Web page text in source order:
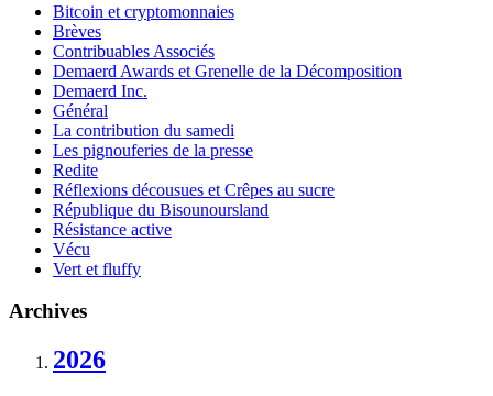
Bitcoin et cryptomonnaies
Brèves
Contribuables Associés
Demaerd Awards et Grenelle de la Décomposition
Demaerd Inc.
Général
La contribution du samedi
Les pignouferies de la presse
Redite
Réflexions décousues et Crêpes au sucre
République du Bisounoursland
Résistance active
Vécu
Vert et fluffy
Archives
2026